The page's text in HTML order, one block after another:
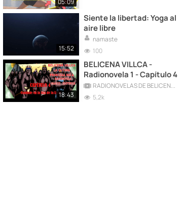
05:09
15:52
Siente la libertad: Yoga al
aire libre
namaste
100
18:43
BELICENA VILLCA -
Radionovela 1 - Capítulo 4
RADIONOVELAS DE BELICENA VILLCA
5,2k